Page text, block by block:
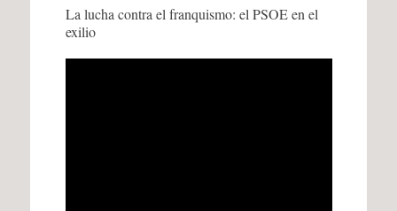
La lucha contra el franquismo: el PSOE en el
exilio